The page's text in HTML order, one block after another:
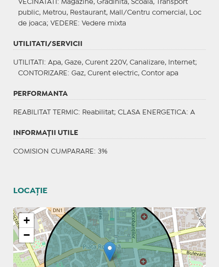
VECINATATI : Magazine, Gradinita, Scoala, Transport
public, Metrou, Restaurant, Mall/Centru comercial, Loc
de joaca; VEDERE : Vedere mixta
UTILITATI/SERVICII
UTILITATI : Apa, Gaze, Curent 220V, Canalizare, Internet;
CONTORIZARE : Gaz, Curent electric, Contor apa
PERFORMANTA
REABILITAT TERMIC: Reabilitat; CLASA ENERGETICA: A
INFORMAŢII UTILE
COMISION CUMPARARE: 3%
LOCAȚIE
+
−